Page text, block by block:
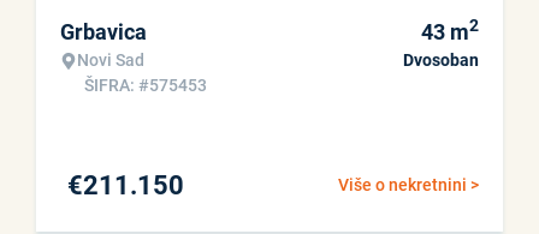
Grbavica
Novi Sad
ŠIFRA: #575453
43 m2
Dvosoban
Više o nekretnini >
€211.150